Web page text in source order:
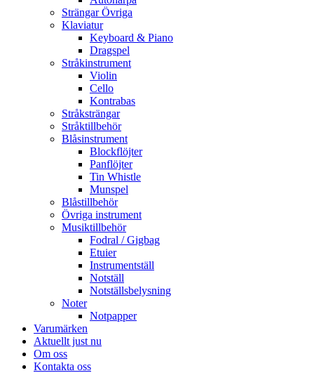
Strängar Övriga
Klaviatur
Keyboard & Piano
Dragspel
Stråkinstrument
Violin
Cello
Kontrabas
Stråksträngar
Stråktillbehör
Blåsinstrument
Blockflöjter
Panflöjter
Tin Whistle
Munspel
Blåstillbehör
Övriga instrument
Musiktillbehör
Fodral / Gigbag
Etuier
Instrumentställ
Notställ
Notställsbelysning
Noter
Notpapper
Varumärken
Aktuellt just nu
Om oss
Kontakta oss